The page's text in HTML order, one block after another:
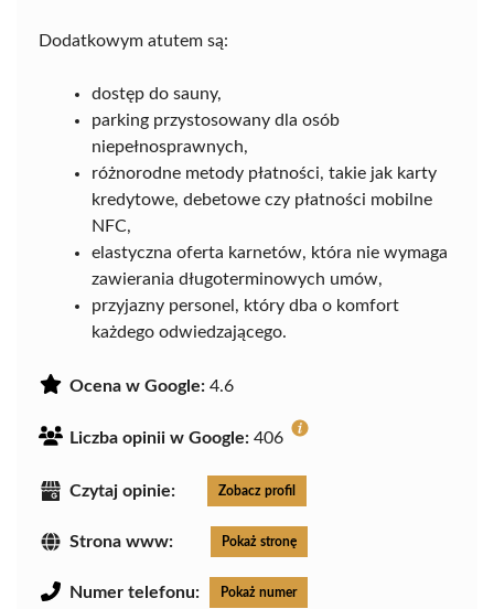
Dodatkowym atutem są:
dostęp do sauny,
parking przystosowany dla osób
niepełnosprawnych,
różnorodne metody płatności, takie jak karty
kredytowe, debetowe czy płatności mobilne
NFC,
elastyczna oferta karnetów, która nie wymaga
zawierania długoterminowych umów,
przyjazny personel, który dba o komfort
każdego odwiedzającego.
Ocena w Google: 4.6
Liczba opinii w Google: 406
Czytaj opinie: Zobacz profil
Strona www: Pokaż stronę
Numer telefonu: Pokaż numer